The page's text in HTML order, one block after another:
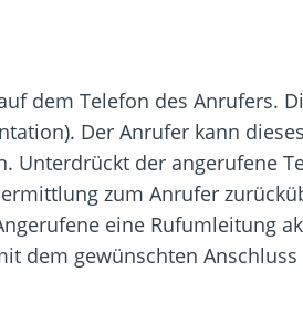
dem Telefon des Anrufers.
Der Anrufer kann
Unterdrückt der angerufene
zum Anrufer
eine Rufumleitung
dem gewünschten